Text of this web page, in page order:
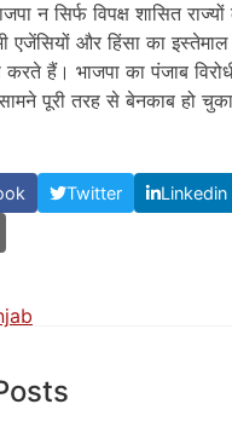
न सिर्फ विपक्ष शासित
एजेंसियों और हिंसा का
हैं। भाजपा का पंजाब
पूरी तरह से बेनकाब हो
Twitter Linkedin